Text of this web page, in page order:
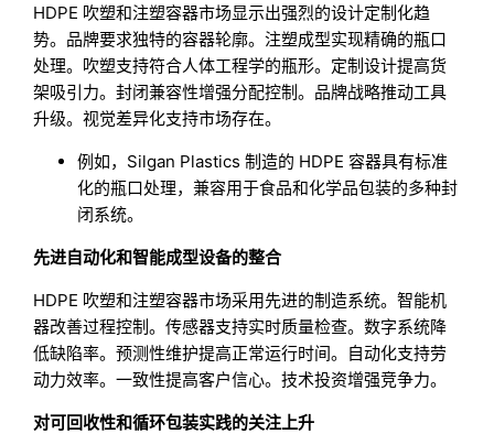
HDPE 吹塑和注塑容器市场显示出强烈的设计定制化趋
势。品牌要求独特的容器轮廓。注塑成型实现精确的瓶口
处理。吹塑支持符合人体工程学的瓶形。定制设计提高货
架吸引力。封闭兼容性增强分配控制。品牌战略推动工具
升级。视觉差异化支持市场存在。
例如，Silgan Plastics 制造的 HDPE 容器具有标准
化的瓶口处理，兼容用于食品和化学品包装的多种封
闭系统。
先进自动化和智能成型设备的整合
HDPE 吹塑和注塑容器市场采用先进的制造系统。智能机
器改善过程控制。传感器支持实时质量检查。数字系统降
低缺陷率。预测性维护提高正常运行时间。自动化支持劳
动力效率。一致性提高客户信心。技术投资增强竞争力。
对可回收性和循环包装实践的关注上升